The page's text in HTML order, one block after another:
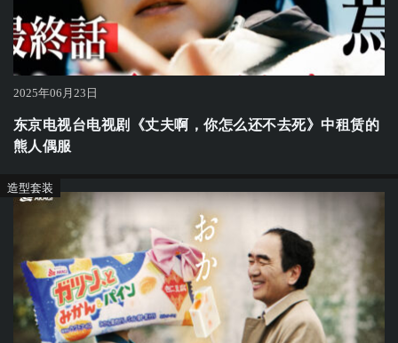
2025年06月23日
东京电视台电视剧《丈夫啊，你怎么还不去死》中租赁的
熊人偶服
造型套装